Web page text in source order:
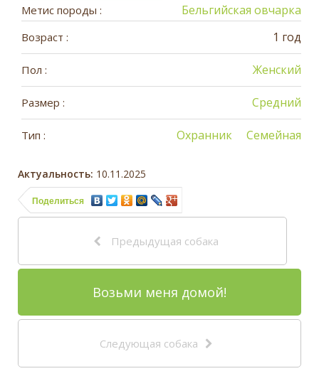
Метис породы : Бельгийская овчарка
Возраст : 1 год
Пол : Женский
Размер : Средний
Тип : Семейная
Охранник
Актуальность: 10.11.2025
Поделиться
Предыдущая собака
Возьми меня домой!
Следующая собака